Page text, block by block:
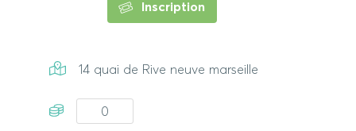
Inscription
14 quai de Rive neuve marseille
0